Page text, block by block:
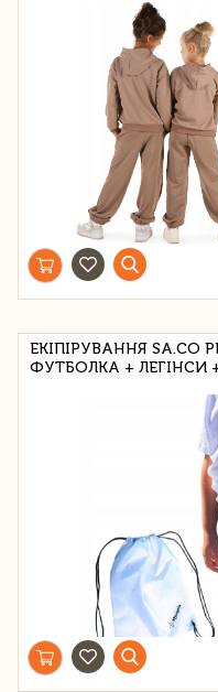
ЕКІПІРУВАННЯ SA.CO
ФУТБОЛКА + ЛЕГІНСИ